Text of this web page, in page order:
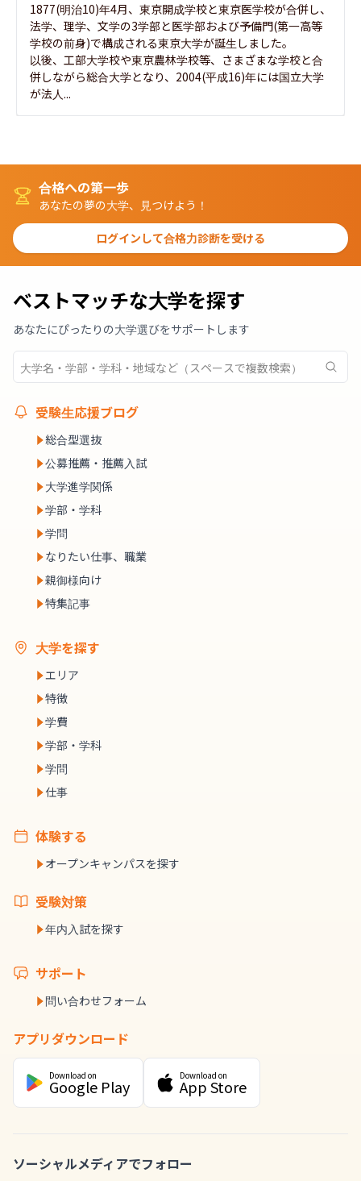
1877(明治10)年4月、東京開成学校と東京医学校が合併し、
法学、理学、文学の3学部と医学部および予備門(第一高等
学校の前身)で構成される東京大学が誕生しました。
以後、工部大学校や東京農林学校等、さまざまな学校と合
併しながら総合大学となり、2004(平成16)年には国立大学
が法人...
合格への第一歩
あなたの夢の大学、見つけよう！
ログインして合格力診断を受ける
ベストマッチな大学を探す
あなたにぴったりの大学選びをサポートします
受験生応援ブログ
総合型選抜
公募推薦・推薦入試
大学進学関係
学部・学科
学問
なりたい仕事、職業
親御様向け
特集記事
大学を探す
エリア
特徴
学費
学部・学科
学問
仕事
体験する
オープンキャンパスを探す
受験対策
年内入試を探す
サポート
問い合わせフォーム
アプリダウンロード
Download on
Google Play
Download on
App Store
ソーシャルメディアでフォロー